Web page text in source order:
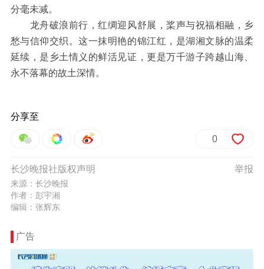
分毫未减。
龙舟破浪前行，红绸迎风舒展，桨声与祝福相融，乡
愁与信仰交织。这一抹明艳的锦江红，是湖湘文脉的温柔
延续，是乡土情义的鲜活见证，更是万千游子跨越山海、
永不落幕的故土深情。
分享至
0
举报
长沙晚报社版权声明
来源：长沙晚报
作者：彭宇湘
编辑：张辉东
广告